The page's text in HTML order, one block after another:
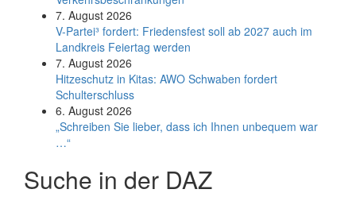
7. August 2026
V-Partei­³ fordert: Friedens­fest soll ab 2027 auch im
Land­kreis Feier­tag werden
7. August 2026
Hitzeschutz in Kitas: AWO Schwaben fordert
Schulterschluss
6. August 2026
„Schreiben Sie lieber, dass ich Ihnen unbequem war
…“
Suche in der DAZ